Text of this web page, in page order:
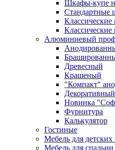
Шкафы-купе
Стандартные
Алюминиевый
Древесный
Крашеный
"Компакт"
Новинка
Фурнитура
Калькулятор
Гостиные
Мебель для детских
Мебель для спальни